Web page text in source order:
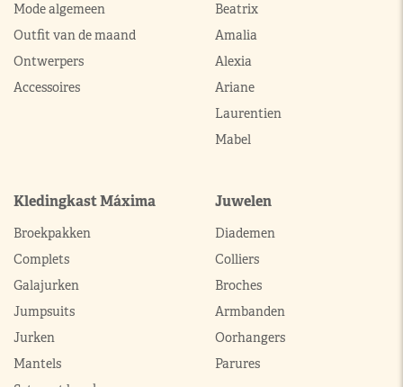
Mode algemeen
Outfit van de maand
Ontwerpers
Accessoires
Beatrix
Amalia
Alexia
Ariane
Laurentien
Mabel
Kledingkast Máxima
Broekpakken
Complets
Galajurken
Jumpsuits
Jurken
Mantels
Juwelen
Diademen
Colliers
Broches
Armbanden
Oorhangers
Parures